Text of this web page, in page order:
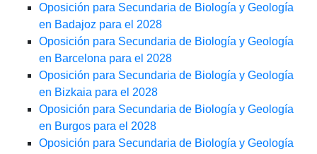
Oposición para Secundaria de Biología y Geología
en Badajoz para el 2028
Oposición para Secundaria de Biología y Geología
en Barcelona para el 2028
Oposición para Secundaria de Biología y Geología
en Bizkaia para el 2028
Oposición para Secundaria de Biología y Geología
en Burgos para el 2028
Oposición para Secundaria de Biología y Geología